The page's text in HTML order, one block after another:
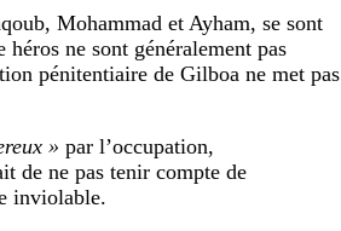
Mohammad et Ayham, se sont
ne sont généralement pas
pénitentiaire de Gilboa ne met pas
» par l’occupation,
de ne pas tenir compte de
inviolable.